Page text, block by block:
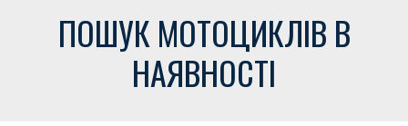
ПОШУК МОТОЦИКЛІВ В
НАЯВНОСТІ